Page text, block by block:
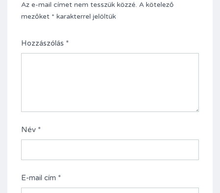
Az e-mail címet nem tesszük közzé. A kötelező
mezőket * karakterrel jelöltük
Hozzászólás *
Név *
E-mail cím *